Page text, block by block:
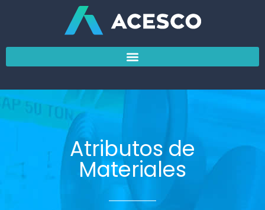
Atributos de
Materiales